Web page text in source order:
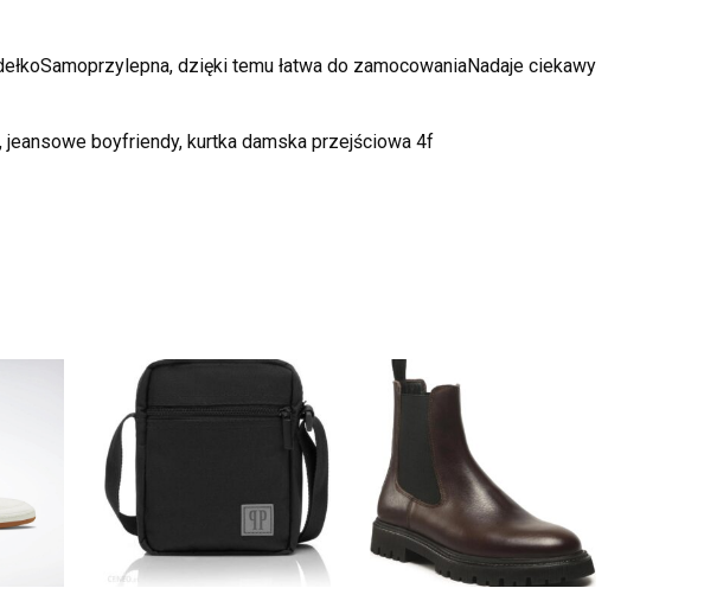
dzięki temu łatwa do zamocowaniaNadaje ciekawy
boyfriendy, kurtka damska przejściowa 4f